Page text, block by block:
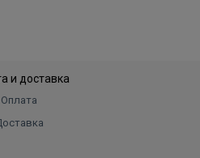
и доставка
Оплата